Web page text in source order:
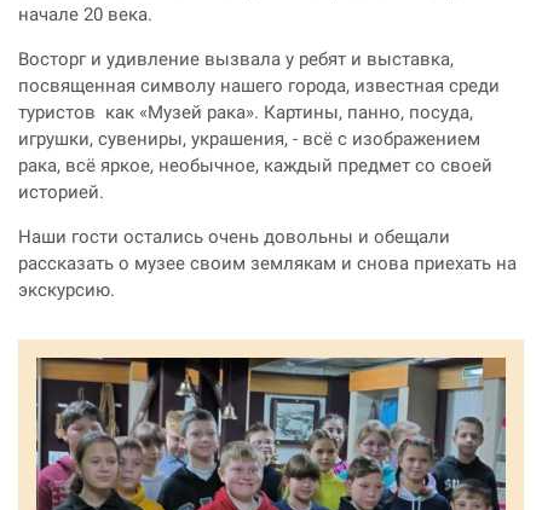
начале 20 века.
Восторг и удивление вызвала у ребят и выставка,
посвященная символу нашего города, известная среди
туристов как «Музей рака». Картины, панно, посуда,
игрушки, сувениры, украшения, - всё с изображением
рака, всё яркое, необычное, каждый предмет со своей
историей.
Наши гости остались очень довольны и обещали
рассказать о музее своим землякам и снова приехать на
экскурсию.